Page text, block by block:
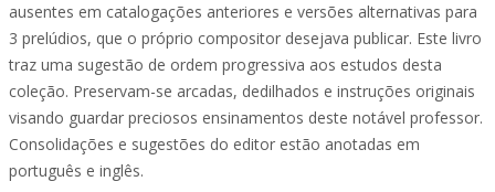
ausentes em catalogações anteriores e versões alternativas para
3 prelúdios, que o próprio compositor desejava publicar. Este livro
traz uma sugestão de ordem progressiva aos estudos desta
coleção. Preservam-se arcadas, dedilhados e instruções originais
visando guardar preciosos ensinamentos deste notável professor.
Consolidações e sugestões do editor estão anotadas em
português e inglês.